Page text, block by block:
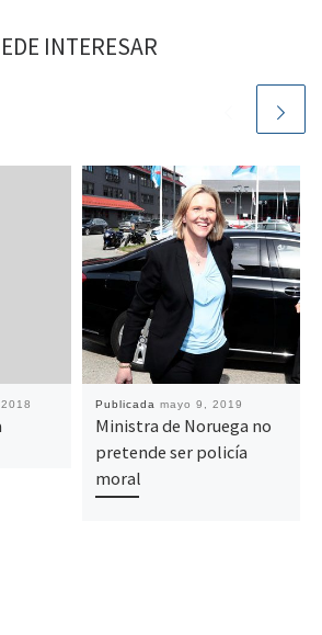
INTERESAR
Publicada mayo 9, 2019
Ministra de Noruega no
pretende ser policía
moral